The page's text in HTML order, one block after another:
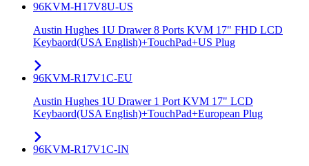
96KVM-H17V8U-US
Austin Hughes 1U Drawer 8 Ports KVM 17" FHD LCD
Keybaord(USA English)+TouchPad+US Plug
96KVM-R17V1C-EU
Austin Hughes 1U Drawer 1 Port KVM 17" LCD
Keybaord(USA English)+TouchPad+European Plug
96KVM-R17V1C-IN